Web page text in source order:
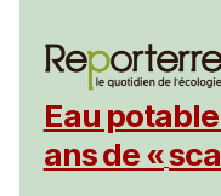
Eau
ans de «